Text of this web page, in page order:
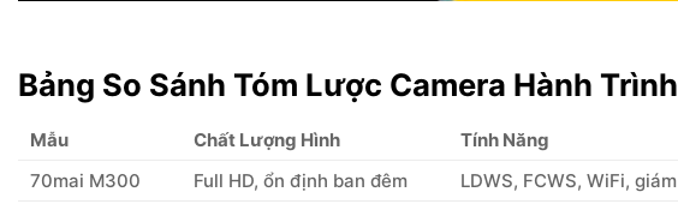
Bảng So Sánh Tóm Lược Camera Hành
Mẫu Chất Lượng Hình Tính Năng
70mai M300
Full HD, ổn định ban đêm LDWS, FCWS, WiFi,